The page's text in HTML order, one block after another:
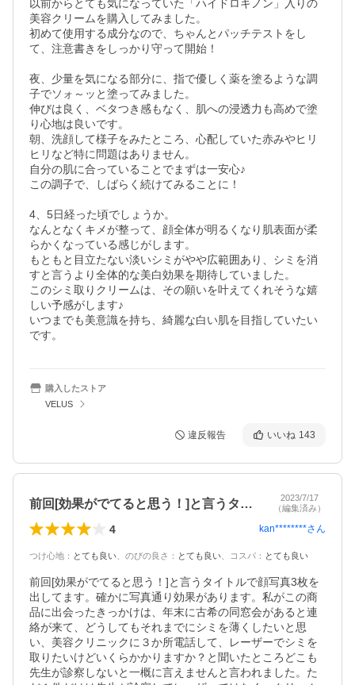
以前からとても気になっていた「ハイドロキノン」入りの
美容クリームを購入してみました。
初めて使用する成分なので、ちゃんとパッチテストをし
て、注意書きをしっかり守って開始！
夜、少量を気になる部分に、指で優しく薬を塗るような調
子でソォ～ッと塗ってみました。
伸びは良く、ベタつき感もなく、肌への浸透力も高めで塗
り心地は良いです。
朝、洗顔して様子をみたところ、心配していた赤みやヒリ
ヒリなど特に問題はありません。
自分の肌に合っていることでまずは一安心♪
この調子で、しばらく続けてみることに！
4、5日経った頃でしょうか。
なんとなくキメが整って、顔全体が明るくなり肌表面が柔
らかくなっている感じがします。
もともと目立たない淡いシミがやや広範囲あり、シミを消
すと言うより全体的な美白効果を期待していました。
このシミ取りクリームは、その願いを叶えてくれそうな嬉
しい予感がします♪
いつまでも美意識を持ち、綺麗な白い肌を目指していたい
です。
購入したストア
VELUS
違反報告 いいね 143
前回[効果がでてると思う！]と言うタイ…
2023/7/17
（編集済み）
4 kan********さん
つけ心地 ： とても良い のびの良さ ： とても良い コスパ ： とても良い
前回[効果がでてると思う！]と言うタイトルで顔写真3枚を
出してます。確かに写真通り効果があります。私がこの商
品に出会ったきっかけは、年末に古希の同窓会があると連
絡が来て、どうしてもそれまでにシミを薄くしたいと思
い、美容クリニックに３か所電話して、レーザーでシミを
取りたいけどいくらかかりますか？と聞いたところどこも
先生が診察しないと一概に言えませんと言われました。た